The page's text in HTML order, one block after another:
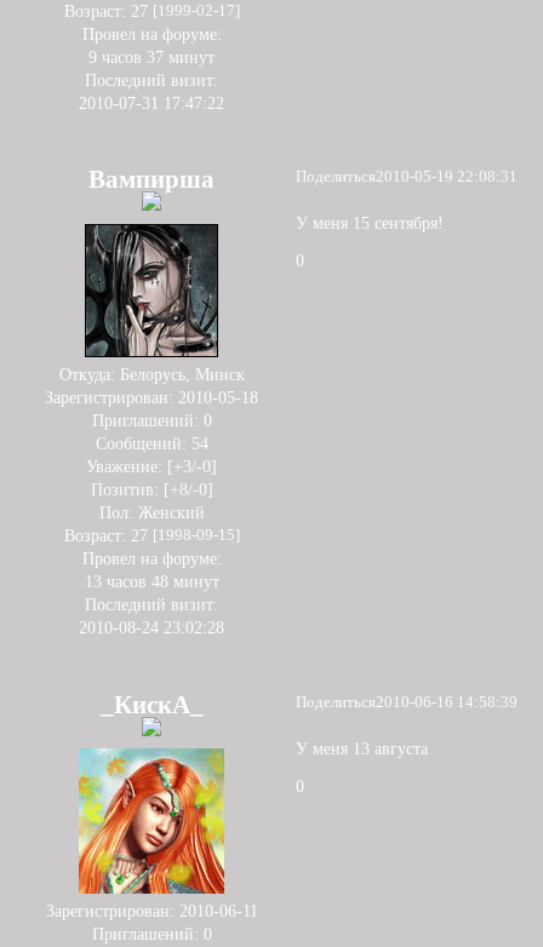
Возраст: 27 [1999-02-17]
Провел на форуме:
9 часов 37 минут
Последний визит:
2010-07-31 17:47:22
Поделиться2010-05-19 22:08:31
Вампирша
Откуда: Белорусь, Минск
Зарегистрирован: 2010-05-18
Приглашений: 0
Сообщений: 54
Уважение: [+3/-0]
Позитив: [+8/-0]
Пол: Женский
Возраст: 27 [1998-09-15]
Провел на форуме:
13 часов 48 минут
Последний визит:
2010-08-24 23:02:28
У меня 15 сентября!
0
Поделиться2010-06-16 14:58:39
_КискА_
Зарегистрирован: 2010-06-11
Приглашений: 0
У меня 13 августа
0